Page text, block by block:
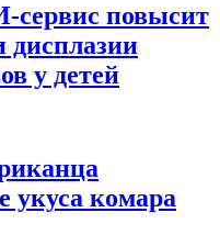
повысит
дисплазии
у детей
укуса комара